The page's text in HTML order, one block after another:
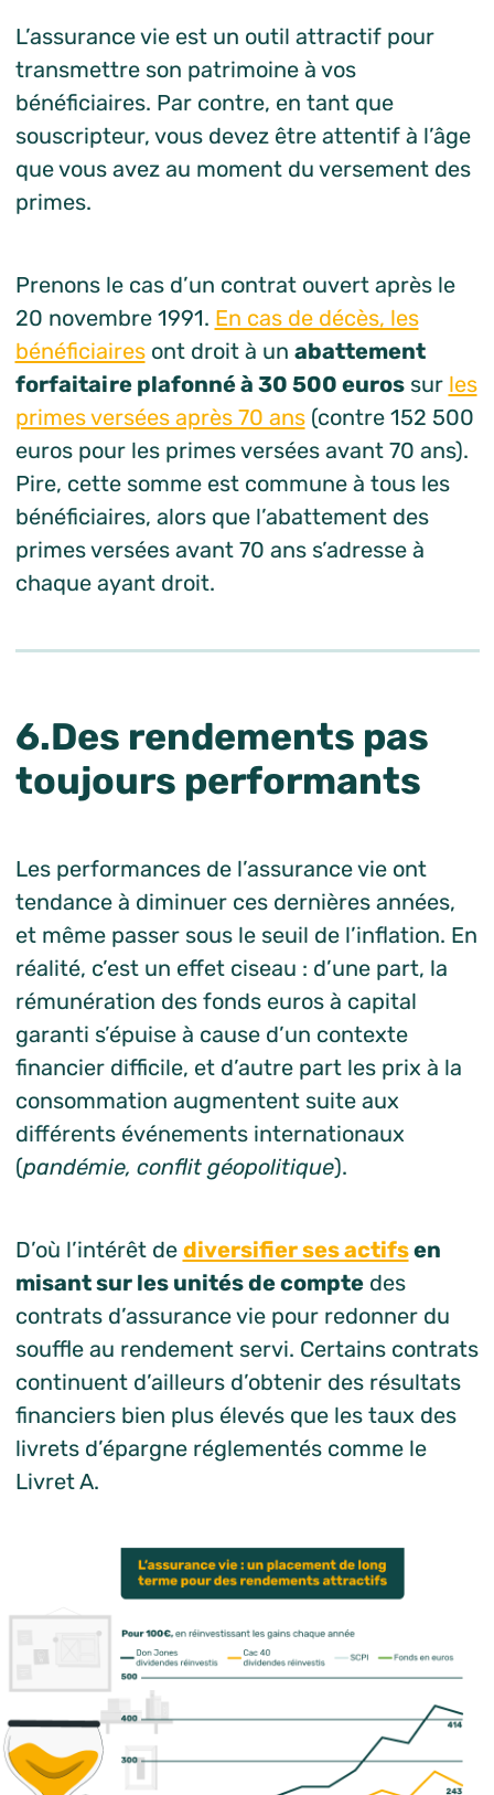
L’assurance vie est un outil attractif pour
transmettre son patrimoine à vos
bénéficiaires. Par contre, en tant que
souscripteur, vous devez être attentif à l’âge
que vous avez au moment du versement des
primes.
Prenons le cas d’un contrat ouvert après le
20 novembre 1991. En cas de décès, les
bénéficiairesont droit à un abattement
forfaitaire plafonné à 30 500 eurossur les
primes versées après 70 ans(contre 152 500
euros pour les primes versées avant 70 ans).
Pire, cette somme est commune à tous les
bénéficiaires, alors que l’abattement des
primes versées avant 70 ans s’adresse à
chaque ayant droit.
6.Des rendements pas
toujours performants
Les performances de l’assurance vie ont
tendance à diminuer ces dernières années,
et même passer sous le seuil de l’inflation. En
réalité, c’est un effet ciseau : d’une part, la
rémunération des fonds euros à capital
garanti s’épuise à cause d’un contexte
financier difficile, et d’autre part les prix à la
consommation augmentent suite aux
différents événements internationaux
(pandémie, conflit géopolitique).
D’où l’intérêt de diversifier ses actifsen
misant sur les unités de comptedes
contrats d’assurance vie pour redonner du
souffle au rendement servi. Certains contrats
continuent d’ailleurs d’obtenir des résultats
financiers bien plus élevés que les taux des
livrets d’épargne réglementés comme le
Livret A.